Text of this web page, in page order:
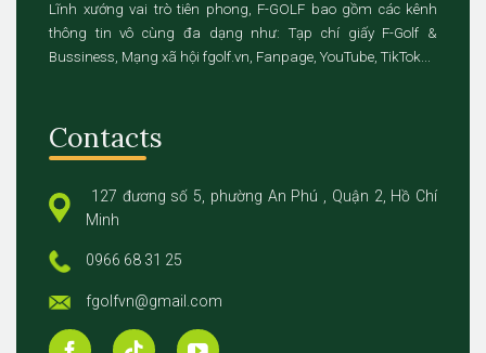
Lĩnh xướng vai trò tiên phong, F-GOLF bao gồm các kênh
thông tin vô cùng đa dạng như: Tạp chí giấy F-Golf &
Bussiness, Mạng xã hội fgolf.vn, Fanpage, YouTube, TikTok...
Contacts
127 đương số 5, phường An Phú , Quận 2, Hồ Chí
Minh
0966 68 31 25
fgolfvn@gmail.com